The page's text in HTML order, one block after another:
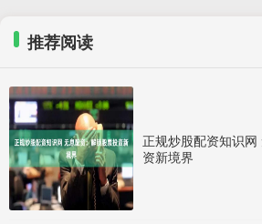
推荐阅读
正规炒股配资知识
资新境界